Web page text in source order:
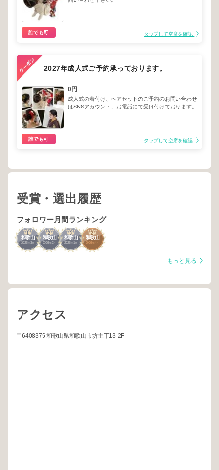
誰でも可 タップして空席を確認
2027年成人式ご予約承っております。
0円
成人式の着付け、ヘアセットのご予約のお問い合わせ
はSNSアカウント、お電話にて受け付けております。
誰でも可 タップして空席を確認
受賞・選出履歴
フォロワー月間ランキング
1
和歌山
2026年 3月
2
和歌山
2026年 2月
3
和歌山
2026年 1
2
和歌山
2026年 4
もっと見る
アクセス
〒6408375 和歌山県和歌山市坊主丁13-2F